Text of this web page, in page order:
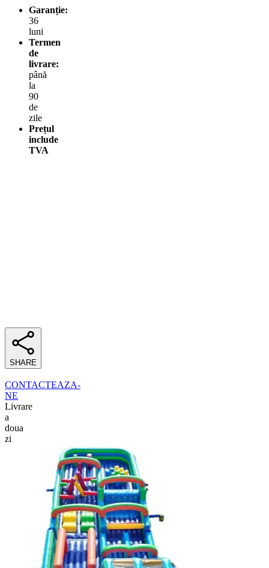
Garanție:
36
luni
Termen
de
livrare:
până
la
90
de
zile
Prețul
include
TVA
SHARE
CONTACTEAZA-
NE
Livrare
a
doua
zi